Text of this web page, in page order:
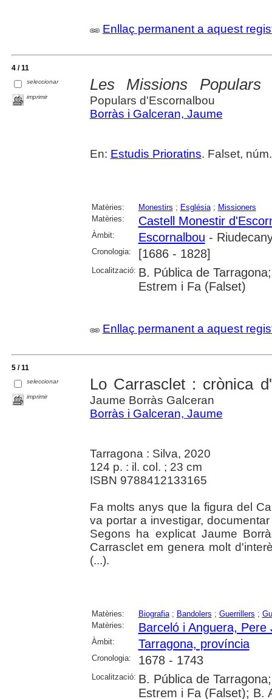
Enllaç permanent a aquest
4 / 11
seleccionar
imprimir
Les Missions Populars
Populars d'Escornalbou
Borràs i Galceran, Jaume
En: Estudis Prioratins. Falset,
Matèries: Monestirs ; Església; Missioners
Matèries:
Castell Monestir
Àmbit: Escornalbou -
Cronologia: [1686 - 1828]
Localització: B. Pública de
Estrem i Fa (Falset)
Enllaç permanent a aquest
5 / 11
seleccionar
imprimir
Lo Carrasclet : crònica
Jaume Borràs Galceran
Borràs i Galceran, Jaume
Tarragona : Silva, 2020
124 p. : il. col. ; 23 cm
ISBN 9788412133165
Fa molts anys que la figura del
va portar a investigar,
Segons ha explicat Jaume
Carrasclet em genera molt
(...).
Matèries: Biografia; Bandolers ; Guerrillers ;
Matèries:
Barceló i Anguera, Pere
Àmbit: Tarragona, província
Cronologia: 1678 - 1743
Localització: B. Pública de
Estrem i Fa (Falset); B.